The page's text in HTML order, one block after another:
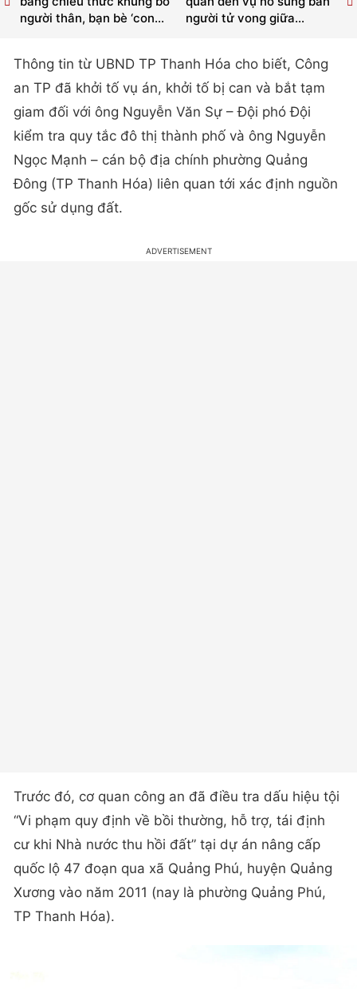
người tử vong giữa...
người thân, bạn bè ‘con...
Thông tin từ UBND TP Thanh Hóa cho biết, Công
an TP đã khởi tố vụ án, khởi tố bị can và bắt tạm
giam đối với ông Nguyễn Văn Sự – Đội phó Đội
kiểm tra quy tắc đô thị thành phố và ông Nguyễn
Ngọc Mạnh – cán bộ địa chính phường Quảng
Đông (TP Thanh Hóa) liên quan tới xác định nguồn
gốc sử dụng đất.
Trước đó, cơ quan công an đã điều tra dấu hiệu tội
“Vi phạm quy định về bồi thường, hỗ trợ, tái định
cư khi Nhà nước thu hồi đất” tại dự án nâng cấp
quốc lộ 47 đoạn qua xã Quảng Phú, huyện Quảng
Xương vào năm 2011 (nay là phường Quảng Phú,
TP Thanh Hóa).